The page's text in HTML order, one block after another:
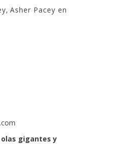
, Asher Pacey en
gigantes y